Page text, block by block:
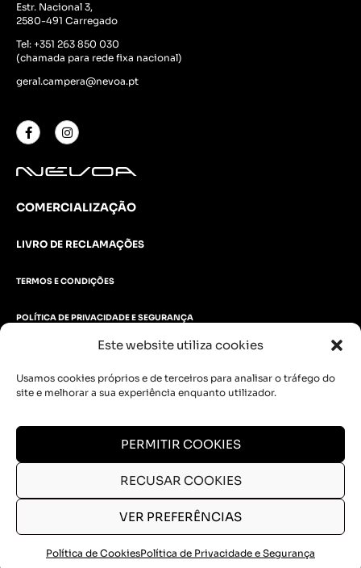
Este website utiliza cookies
Usamos cookies próprios e de terceiros para analisar o tráfego do
site e melhorar a sua experiência enquanto utilizador.
PERMITIR COOKIES
RECUSAR COOKIES
VER PREFERÊNCIAS
Política de CookiesPolítica de Privacidade e Segurança
Estr. Nacional 3,
2580-491 Carregado
Tel: +351 263 850 030
(chamada para rede fixa nacional)
geral.campera@nevoa.pt
COMERCIALIZAÇÃO
LIVRO DE RECLAMAÇÕES
TERMOS E CONDIÇÕES
POLÍTICA DE PRIVACIDADE E SEGURANÇA
PORTAL DO OPERADOR
VANTAGENS DE COLABORADORES
NÃO PERCA AS NOVIDADES
Subscreva a nossa newsletter